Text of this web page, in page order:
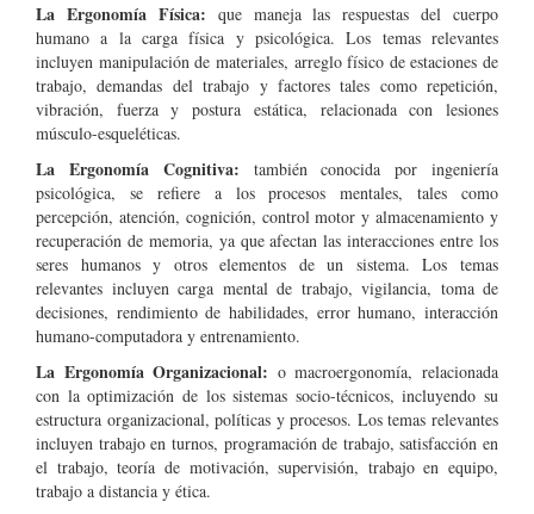
La Ergonomía Física: que maneja las respuestas del cuerpo
humano a la carga física y psicológica. Los temas relevantes
incluyen manipulación de materiales, arreglo físico de estaciones de
trabajo, demandas del trabajo y factores tales como repetición,
vibración, fuerza y postura estática, relacionada con lesiones
músculo-esqueléticas.
La Ergonomía Cognitiva: también conocida por ingeniería
psicológica, se refiere a los procesos mentales, tales como
percepción, atención, cognición, control motor y almacenamiento y
recuperación de memoria, ya que afectan las interacciones entre los
seres humanos y otros elementos de un sistema. Los temas
relevantes incluyen carga mental de trabajo, vigilancia, toma de
decisiones, rendimiento de habilidades, error humano, interacción
humano-computadora y entrenamiento.
La Ergonomía Organizacional: o macroergonomía, relacionada
con la optimización de los sistemas socio-técnicos, incluyendo su
estructura organizacional, políticas y procesos. Los temas relevantes
incluyen trabajo en turnos, programación de trabajo, satisfacción en
el trabajo, teoría de motivación, supervisión, trabajo en equipo,
trabajo a distancia y ética.